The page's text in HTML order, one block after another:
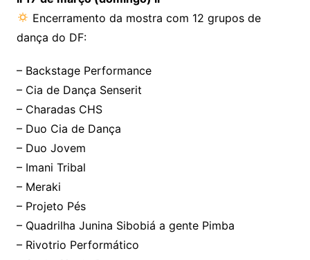
Encerramento da mostra com 12 grupos de
dança do DF:
– Backstage Performance
– Cia de Dança Senserit
– Charadas CHS
– Duo Cia de Dança
– Duo Jovem
– Imani Tribal
– Meraki
– Projeto Pés
– Quadrilha Junina Sibobiá a gente Pimba
– Rivotrio Performático